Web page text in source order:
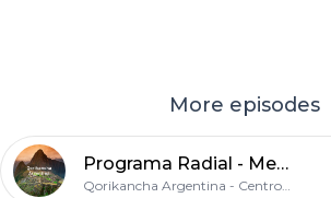
More episodes
Programa Radial - Meditación de Agradecimiento con Edith Ovejero y Alejandro Reymundo
Qorikancha Argentina - Centro de Sabiduria Ancestral